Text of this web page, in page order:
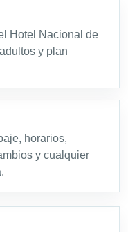
Hotel Nacional de
y plan
horarios,
y cualquier